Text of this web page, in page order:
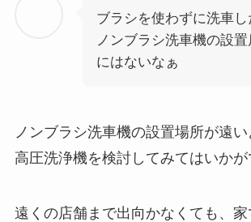
ブラシを使わずに洗車
ノンブラシ洗車機の設置
にはないなぁ
ノンブラシ洗車機の設置場所が遠
高圧洗浄機を検討してみてはいかが
遠くの店舗まで出向かなくても、